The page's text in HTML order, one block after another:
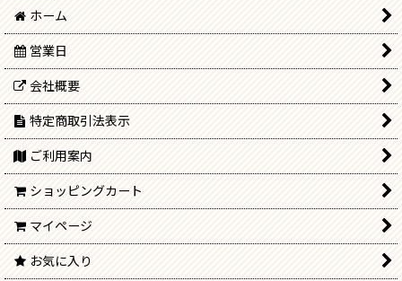
ホーム
営業日
会社概要
特定商取引法表示
ご利用案内
ショッピングカート
マイページ
お気に入り